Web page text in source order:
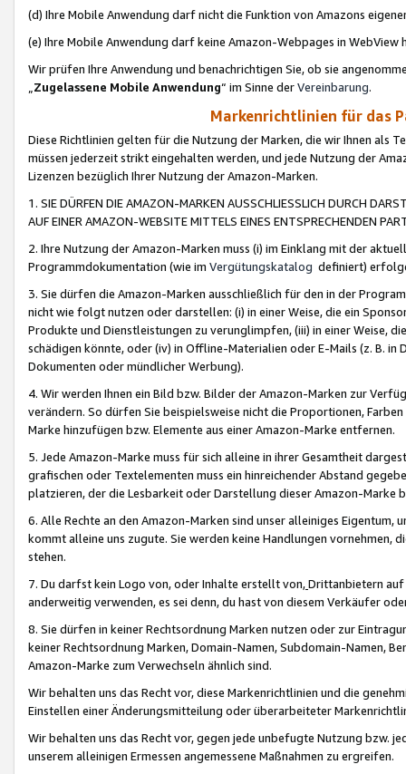
(d) Ihre Mobile Anwendung darf nicht die Funktion von Amazons
(e) Ihre Mobile Anwendung darf keine Amazon-Webpages in WebView
Wir prüfen Ihre Anwendung und benachrichtigen Sie, ob sie
„Zugelassene Mobile Anwendung“ im Sinne derVereinbarung.
Markenrichtlinien für das
Diese Richtlinien gelten für die Nutzung der Marken, die wir Ihnen als
müssen jederzeit strikt eingehalten werden, und jede Nutzung der
Lizenzen bezüglich Ihrer Nutzung der Amazon-Marken.
1. SIE DÜRFEN DIE AMAZON-MARKEN AUSSCHLIESSLICH DURCH
AUF EINER AMAZON-WEBSITE MITTELS EINES ENTSPRECHENDEN
2. Ihre Nutzung der Amazon-Marken muss (i) im Einklang mit der
Programmdokumentation (wie im Vergütungskatalog definiert)
3. Sie dürfen die Amazon-Marken ausschließlich für den in der
nicht wie folgt nutzen oder darstellen: (i) in einer Weise, die ein
Produkte und Dienstleistungen zu verunglimpfen, (iii) in einer Weise,
schädigen könnte, oder (iv) in Offline-Materialien oder E-Mails (z. B. in
Dokumenten oder mündlicher Werbung).
4. Wir werden Ihnen ein Bild bzw. Bilder der Amazon-Marken zur
verändern. So dürfen Sie beispielsweise nicht die Proportionen,
Marke hinzufügen bzw. Elemente aus einer Amazon-Marke entfernen.
5. Jede Amazon-Marke muss für sich alleine in ihrer Gesamtheit
grafischen oder Textelementen muss ein hinreichender Abstand
platzieren, der die Lesbarkeit oder Darstellung dieser Amazon-Marke
6. Alle Rechte an den Amazon-Marken sind unser alleiniges
kommt alleine uns zugute. Sie werden keine Handlungen vornehmen,
stehen.
7. Du darfst kein Logo von, oder Inhalte erstellt von,Drittanbietern auf
anderweitig verwenden, es sei denn, du hast von diesem Verkäufer
8. Sie dürfen in keiner Rechtsordnung Marken nutzen oder zur
keiner Rechtsordnung Marken, Domain-Namen, Subdomain-Namen,
Amazon-Marke zum Verwechseln ähnlich sind.
Wir behalten uns das Recht vor, diese Markenrichtlinien und die
Einstellen einer Änderungsmitteilung oder überarbeiteter
Wir behalten uns das Recht vor, gegen jede unbefugte Nutzung bzw.
unserem alleinigen Ermessen angemessene Maßnahmen zu ergreifen.